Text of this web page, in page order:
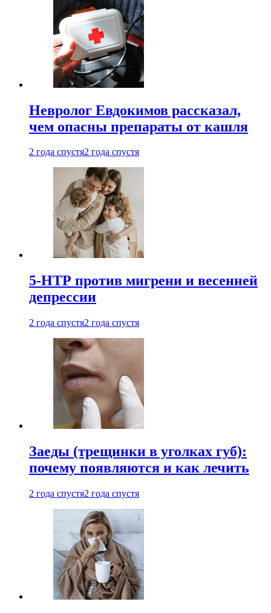
Невролог Евдокимов рассказал,
чем опасны препараты от кашля
2 года спустя2 года спустя
5-НТР против мигрени и весенней
депрессии
2 года спустя2 года спустя
Заеды (трещинки в уголках губ):
почему появляются и как лечить
2 года спустя2 года спустя